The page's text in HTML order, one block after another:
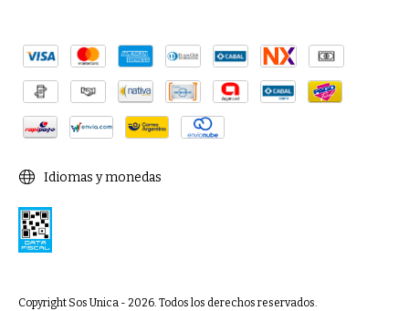
Idiomas y monedas
Copyright Sos Unica - 2026. Todos los derechos reservados.